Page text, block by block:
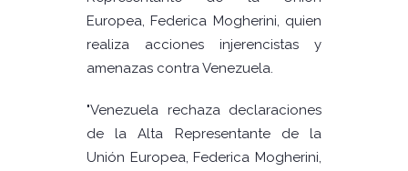
Europea, Federica Mogherini, quien
realiza acciones injerencistas y
amenazas contra Venezuela.
"Venezuela rechaza declaraciones
de la Alta Representante de la
Unión Europea, Federica Mogherini,